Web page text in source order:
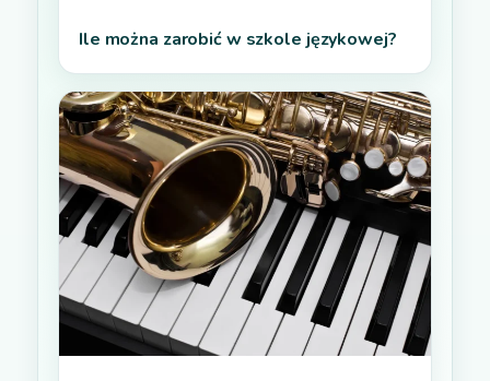
Ile można zarobić w szkole językowej?